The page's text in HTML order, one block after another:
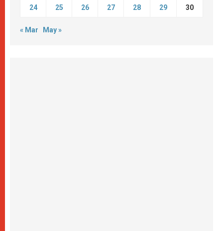
24 25 26 27 28 29 30
« Mar May »